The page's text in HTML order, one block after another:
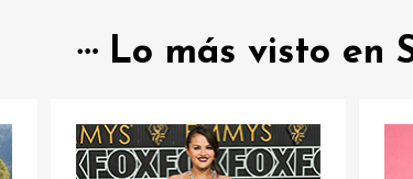
Lo más visto en